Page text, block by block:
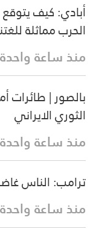
أبادي: كيف
الحرب مماثلة
منذ ساعة واحدة
بالصور | طائرات
الثوري الايراني
منذ ساعة واحدة
ترامب: الناس
منذ ساعة واحدة